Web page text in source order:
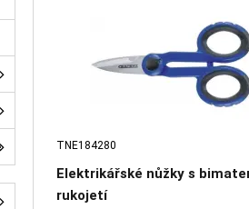
TNE184280
Elektrikářské nůžky s
rukojetí